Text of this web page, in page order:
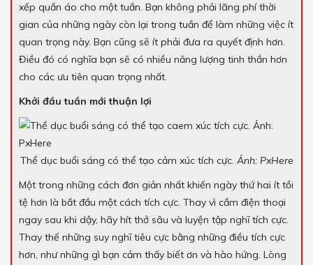
xếp quần áo cho một tuần. Bạn không phải lãng phí thời
gian của những ngày còn lại trong tuần để làm những việc ít
quan trọng này. Bạn cũng sẽ ít phải đưa ra quyết định hơn.
Điều đó có nghĩa bạn sẽ có nhiều năng lượng tinh thần hơn
cho các ưu tiên quan trọng nhất.
Khởi đầu tuần mới thuận lợi
Thể dục buổi sáng có thể tạo cảm xúc tích cực. Ảnh: PxHere
Một trong những cách đơn giản nhất khiến ngày thứ hai ít tồi
tệ hơn là bắt đầu một cách tích cực. Thay vì cầm điện thoại
ngay sau khi dậy, hãy hít thở sâu và luyện tập nghĩ tích cực.
Thay thế những suy nghĩ tiêu cực bằng những điều tích cực
hơn, như những gì bạn cảm thấy biết ơn và hào hứng. Lòng